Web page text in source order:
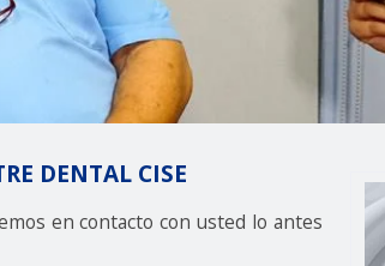
DENTAL CISE
en contacto con usted lo antes